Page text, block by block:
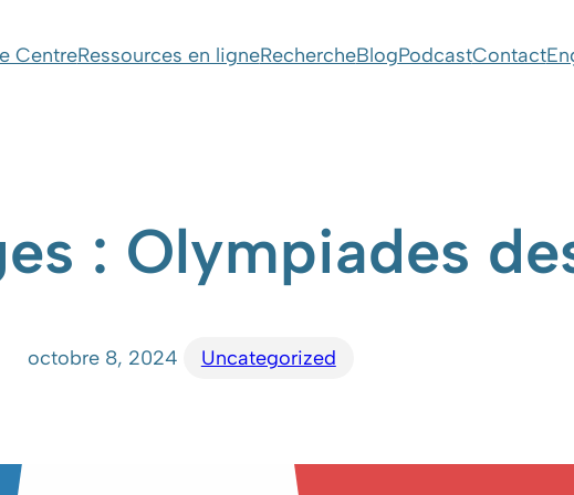
CentreRessources en ligneRechercheBlogPodcastContact
: Olympiades
octobre 8, 2024 Uncategorized